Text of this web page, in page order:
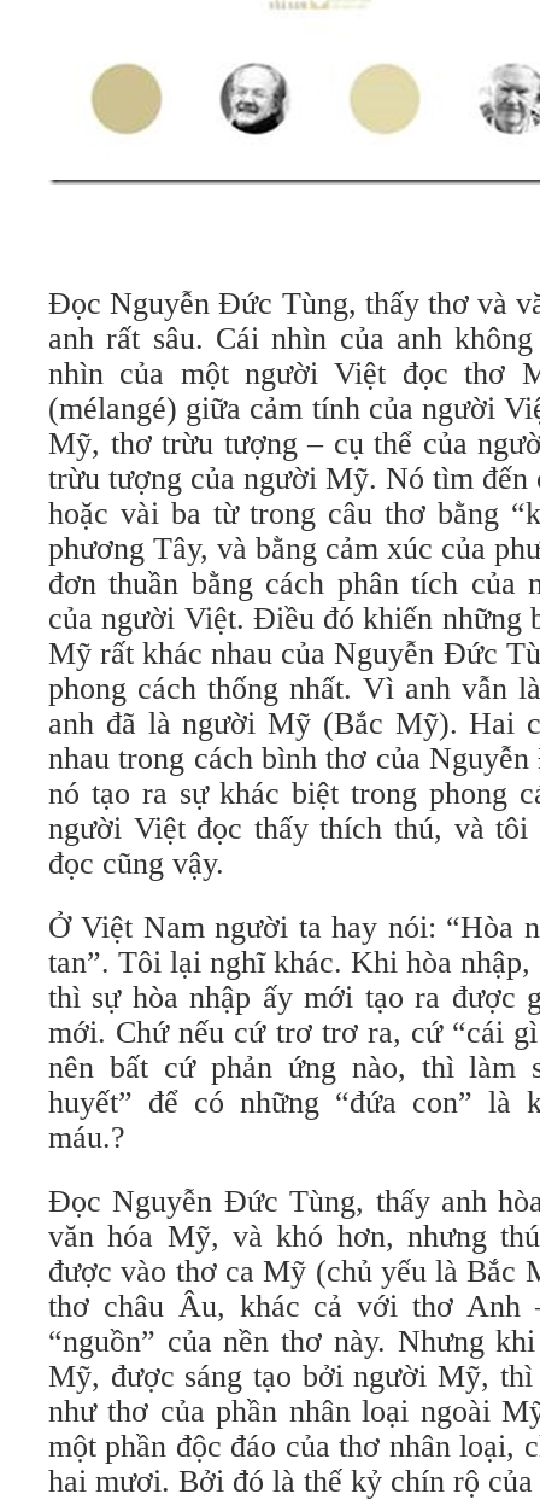
Đọc Nguyễn Đức Tùng, thấy thơ và
anh rất sâu. Cái nhìn của anh
nhìn của một người Việt đọc thơ
(mélangé) giữa cảm tính của người
Mỹ, thơ trừu tượng – cụ thể của
trừu tượng của người Mỹ. Nó tìm đến
hoặc vài ba từ trong câu thơ bằng
phương Tây, và bằng cảm xúc của
đơn thuần bằng cách phân tích
của người Việt. Điều đó khiến những
Mỹ rất khác nhau của Nguyễn Đức
phong cách thống nhất. Vì anh vẫn
anh đã là người Mỹ (Bắc Mỹ). Hai
nhau trong cách bình thơ của
nó tạo ra sự khác biệt trong phong
người Việt đọc thấy thích thú, và
đọc cũng vậy.
Ở Việt Nam người ta hay nói: “Hòa
tan”. Tôi lại nghĩ khác. Khi hòa nhập,
thì sự hòa nhập ấy mới tạo ra được
mới. Chứ nếu cứ trơ trơ ra, cứ “cái
nên bất cứ phản ứng nào, thì làm
huyết” để có những “đứa con” là
máu.?
Đọc Nguyễn Đức Tùng, thấy anh
văn hóa Mỹ, và khó hơn, nhưng
được vào thơ ca Mỹ (chủ yếu là Bắc
thơ châu Âu, khác cả với thơ Anh
“nguồn” của nền thơ này. Nhưng
Mỹ, được sáng tạo bởi người Mỹ,
như thơ của phần nhân loại ngoài
một phần độc đáo của thơ nhân loại,
hai mươi. Bởi đó là thế kỷ chín rộ